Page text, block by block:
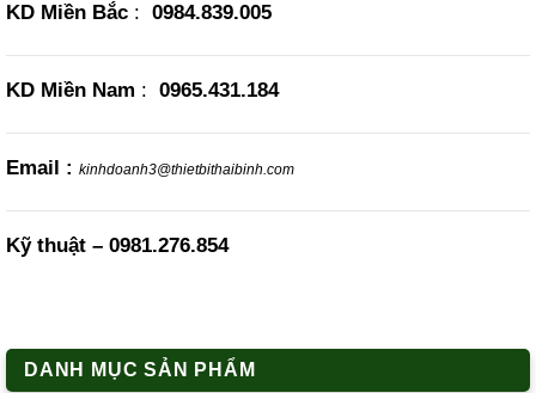
KD Miền Bắc : 0984.839.005
KD Miền Nam : 0965.431.184
Email : kinhdoanh3@thietbithaibinh.com
Kỹ thuật – 0981.276.854
DANH MỤC SẢN PHẨM